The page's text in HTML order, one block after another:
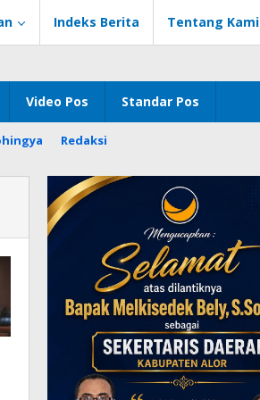
Indeks Berita Tentang Kami
Video Pos Standar Pos
Redaksi